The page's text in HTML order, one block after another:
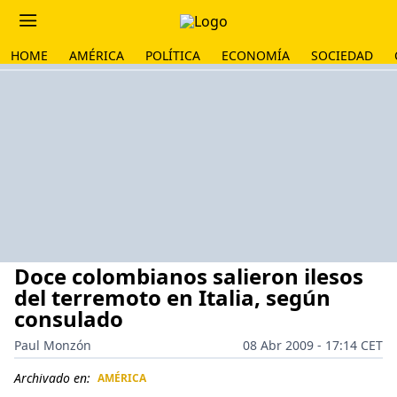
HOME AMÉRICA POLÍTICA ECONOMÍA SOCIEDAD
Doce colombianos salieron ilesos
del terremoto en Italia, según
consulado
Paul Monzón
08 Abr 2009 - 17:14 CET
Archivado en: AMÉRICA